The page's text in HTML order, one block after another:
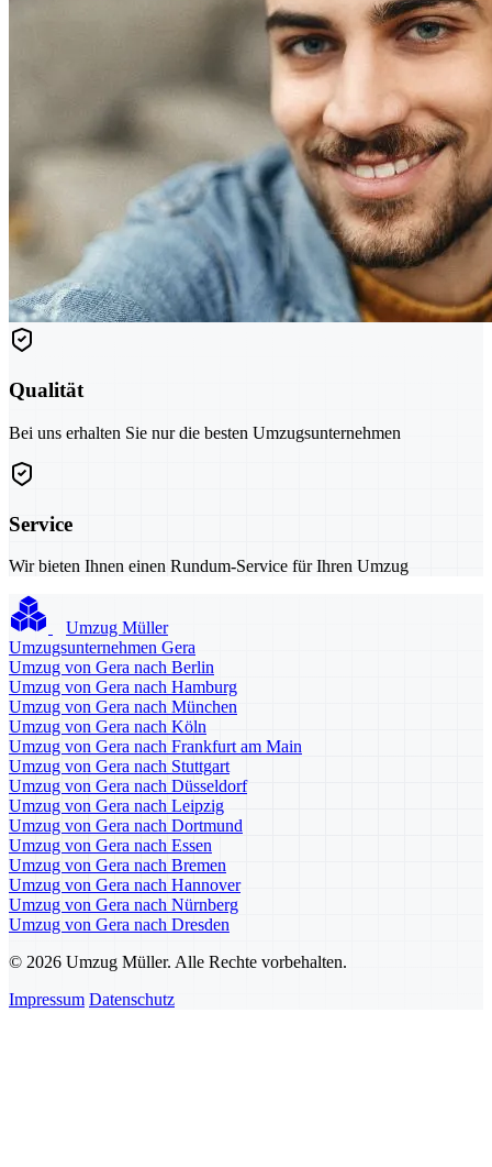
Qualität
Bei uns erhalten Sie nur die besten Umzugsunternehmen
Service
Wir bieten Ihnen einen Rundum-Service für Ihren Umzug
Umzug Müller
Umzugsunternehmen Gera
Umzug von Gera nach Berlin
Umzug von Gera nach Hamburg
Umzug von Gera nach München
Umzug von Gera nach Köln
Umzug von Gera nach Frankfurt am Main
Umzug von Gera nach Stuttgart
Umzug von Gera nach Düsseldorf
Umzug von Gera nach Leipzig
Umzug von Gera nach Dortmund
Umzug von Gera nach Essen
Umzug von Gera nach Bremen
Umzug von Gera nach Hannover
Umzug von Gera nach Nürnberg
Umzug von Gera nach Dresden
© 2026 Umzug Müller. Alle Rechte vorbehalten.
Impressum Datenschutz